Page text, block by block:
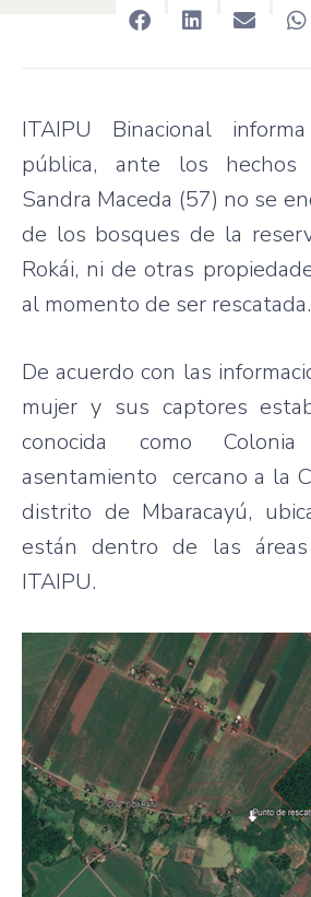
ITAIPU Binacional
pública, ante los hechos
Sandra Maceda (57) no se
de los bosques de la
Rokái, ni de otras
al momento de ser rescatada.
De acuerdo con las
mujer y sus captores
conocida como
asentamiento cercano a la
distrito de Mbaracayú,
están dentro de las
ITAIPU.